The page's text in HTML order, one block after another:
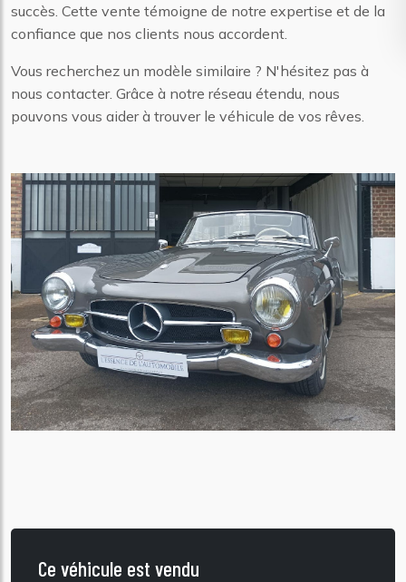
succès. Cette vente témoigne de notre expertise et de la
confiance que nos clients nous accordent.
Vous recherchez un modèle similaire ? N'hésitez pas à
nous contacter. Grâce à notre réseau étendu, nous
pouvons vous aider à trouver le véhicule de vos rêves.
Ce véhicule est vendu